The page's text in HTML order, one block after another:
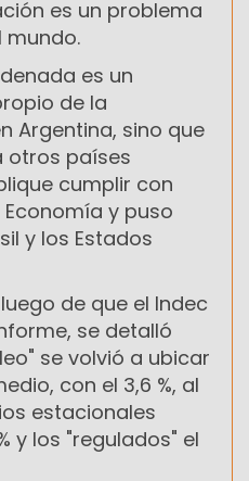
es un problema
es un
de la
Argentina, sino que
otros países
cumplir con
y puso
y los Estados
de que el Indec
se detalló
se volvió a ubicar
con el 3,6 %, al
estacionales
y los "regulados" el